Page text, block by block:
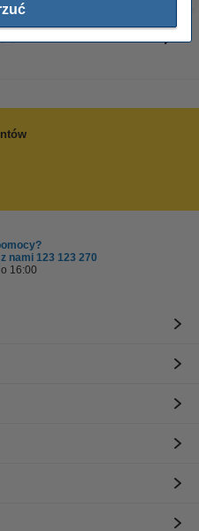
nami 123 123 270
16:00